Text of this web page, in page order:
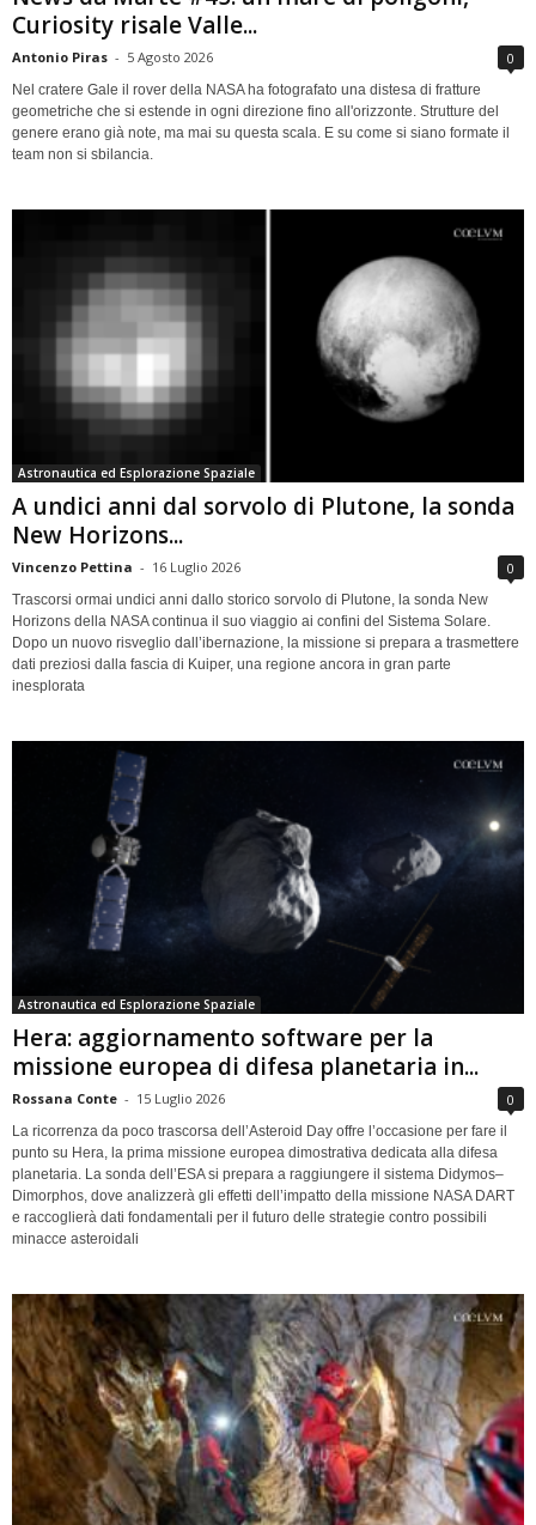
Curiosity risale Valle...
Antonio Piras - 5 Agosto 2026 0
Nel cratere Gale il rover della NASA ha fotografato una distesa di fratture
geometriche che si estende in ogni direzione fino all'orizzonte. Strutture del
genere erano già note, ma mai su questa scala. E su come si siano formate il
team non si sbilancia.
Astronautica ed Esplorazione Spaziale
A undici anni dal sorvolo di Plutone, la sonda
New Horizons...
Vincenzo Pettina - 16 Luglio 2026 0
Trascorsi ormai undici anni dallo storico sorvolo di Plutone, la sonda New
Horizons della NASA continua il suo viaggio ai confini del Sistema Solare.
Dopo un nuovo risveglio dall’ibernazione, la missione si prepara a trasmettere
dati preziosi dalla fascia di Kuiper, una regione ancora in gran parte
inesplorata
Astronautica ed Esplorazione Spaziale
Hera: aggiornamento software per la
missione europea di difesa planetaria in...
Rossana Conte - 15 Luglio 2026 0
La ricorrenza da poco trascorsa dell’Asteroid Day offre l’occasione per fare il
punto su Hera, la prima missione europea dimostrativa dedicata alla difesa
planetaria. La sonda dell’ESA si prepara a raggiungere il sistema Didymos–
Dimorphos, dove analizzerà gli effetti dell’impatto della missione NASA DART
e raccoglierà dati fondamentali per il futuro delle strategie contro possibili
minacce asteroidali